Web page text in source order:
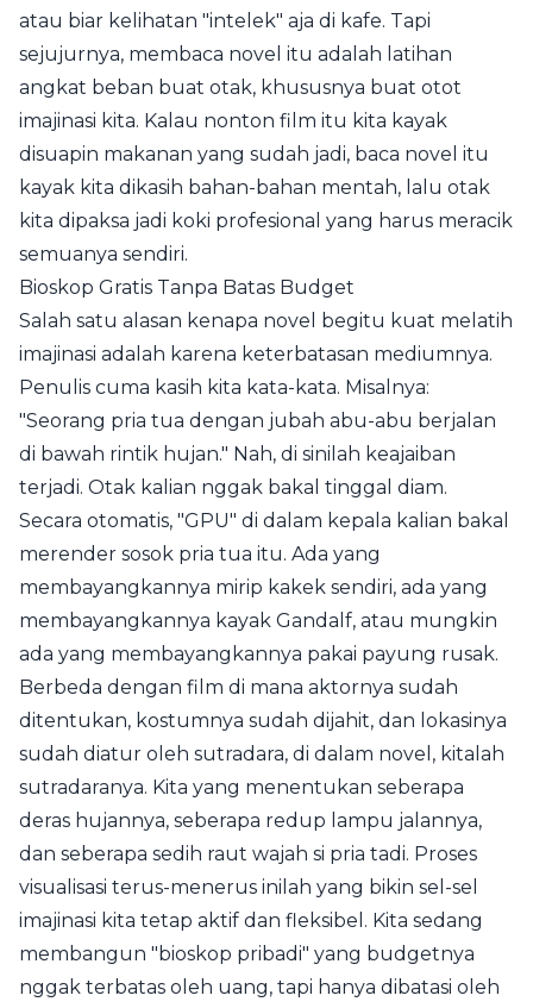
atau biar kelihatan "intelek" aja di kafe. Tapi
sejujurnya, membaca novel itu adalah latihan
angkat beban buat otak, khususnya buat otot
imajinasi kita. Kalau nonton film itu kita kayak
disuapin makanan yang sudah jadi, baca novel itu
kayak kita dikasih bahan-bahan mentah, lalu otak
kita dipaksa jadi koki profesional yang harus meracik
semuanya sendiri.
Bioskop Gratis Tanpa Batas Budget
Salah satu alasan kenapa novel begitu kuat melatih
imajinasi adalah karena keterbatasan mediumnya.
Penulis cuma kasih kita kata-kata. Misalnya:
"Seorang pria tua dengan jubah abu-abu berjalan
di bawah rintik hujan." Nah, di sinilah keajaiban
terjadi. Otak kalian nggak bakal tinggal diam.
Secara otomatis, "GPU" di dalam kepala kalian bakal
merender sosok pria tua itu. Ada yang
membayangkannya mirip kakek sendiri, ada yang
membayangkannya kayak Gandalf, atau mungkin
ada yang membayangkannya pakai payung rusak.
Berbeda dengan film di mana aktornya sudah
ditentukan, kostumnya sudah dijahit, dan lokasinya
sudah diatur oleh sutradara, di dalam novel, kitalah
sutradaranya. Kita yang menentukan seberapa
deras hujannya, seberapa redup lampu jalannya,
dan seberapa sedih raut wajah si pria tadi. Proses
visualisasi terus-menerus inilah yang bikin sel-sel
imajinasi kita tetap aktif dan fleksibel. Kita sedang
membangun "bioskop pribadi" yang budgetnya
nggak terbatas oleh uang, tapi hanya dibatasi oleh